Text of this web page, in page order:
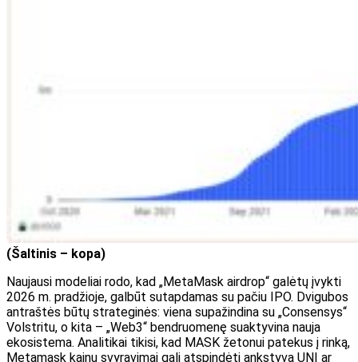
(Šaltinis – kopa)
Naujausi modeliai rodo, kad „MetaMask airdrop“ galėtų įvykti
2026 m. pradžioje, galbūt sutapdamas su pačiu IPO. Dvigubos
antraštės būtų strateginės: viena supažindina su „Consensys“
Volstritu, o kita – „Web3“ bendruomenę suaktyvina nauja
ekosistema. Analitikai tikisi, kad MASK žetonui patekus į rinką,
Metamask kainų svyravimai gali atspindėti ankstyvą UNI ar